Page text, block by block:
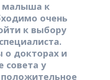
малыша к
очень
к выбору
о докторах и
совета у